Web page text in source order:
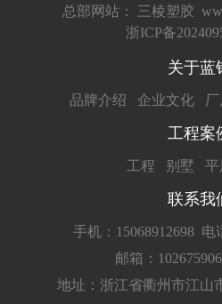
总部网站： 三棱塑胶
浙ICP备
关于蓝
品牌介绍 企业文化
工程案
工程 别墅 平
联系我
手机：15068912698 电
邮箱：
地址：浙江省衢州市江山